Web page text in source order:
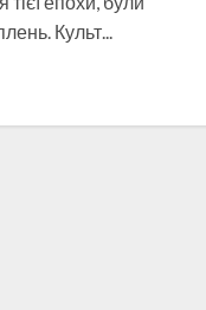
Культ...